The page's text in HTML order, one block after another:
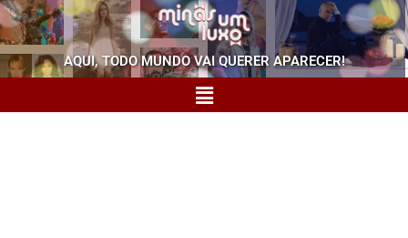
AQUI, TODO MUNDO VAI QUERER APARECER!